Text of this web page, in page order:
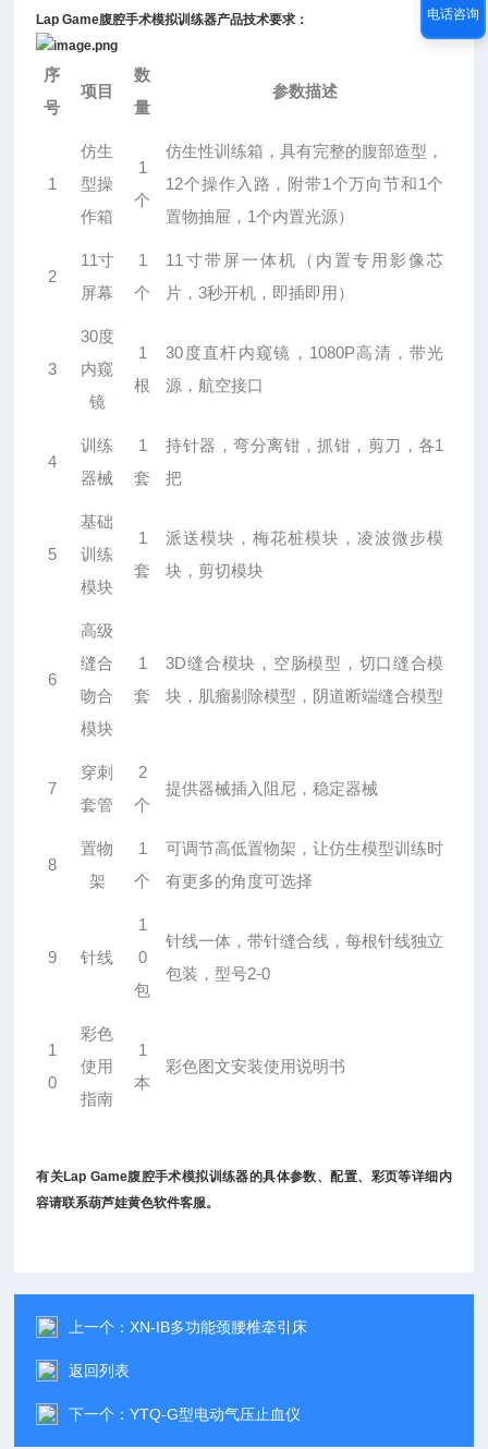
Lap Game腹腔手术模拟训练器产品技术要求：
序
号
项目
数
量
参数描述
1
仿生
型操
作箱
1
个
仿生性训练箱，具有完整的腹部造型，
12个操作入路，附带1个万向节和1个
置物抽屉， 1个内置光源）
2
11寸
屏幕
1
个
11 寸带屏一体机（内置专用影像芯
片，3秒开机，即插即用）
3
30度
内窥
镜
1
根
30 度直杆内窥镜， 1080P高清，带光
源，航空接口
4
训练
器械
1
套
持针器，弯分离钳，抓钳，剪刀，各1
把
5
基础
训练
模块
1
套
派送模块，梅花桩模块，凌波微步模
块，剪切模块
6
高级
缝合
吻合
模块
1
套
3D缝合模块，空肠模型，切口缝合模
块，肌瘤剔除模型，阴道断端缝合模型
7
穿刺
套管
2
个
提供器械插入阻尼，稳定器械
8
置物
架
1
个
可调节高低置物架，让仿生模型训练时
有更多的角度可选择
9 针线
1
0
包
针线一体，带针缝合线，每根针线独立
包装，型号2-0
1
0
彩色
使用
指南
1
本
彩色图文安装使用说明书
有关Lap Game腹腔手术模拟训练器的具体参数、配置、彩页等详细内
容请联系葫芦娃黄色软件客服。
上一个：XN-IB多功能颈腰椎牵引床
返回列表
下一个：YTQ-G型电动气压止血仪
电话咨询